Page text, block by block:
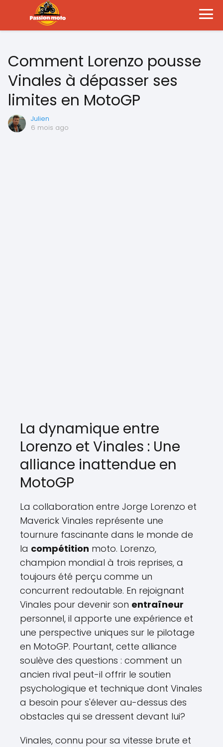
Comment Lorenzo pousse
Vinales à dépasser ses
limites en MotoGP
Julien
6 mois ago
La dynamique entre
Lorenzo et Vinales : Une
alliance inattendue en
MotoGP
La collaboration entre Jorge Lorenzo et
Maverick Vinales représente une
tournure fascinante dans le monde de
la compétition moto. Lorenzo,
champion mondial à trois reprises, a
toujours été perçu comme un
concurrent redoutable. En rejoignant
Vinales pour devenir son entraîneur
personnel, il apporte une expérience et
une perspective uniques sur le pilotage
en MotoGP. Pourtant, cette alliance
soulève des questions : comment un
ancien rival peut-il offrir le soutien
psychologique et technique dont Vinales
a besoin pour s'élever au-dessus des
obstacles qui se dressent devant lui?
Vinales, connu pour sa vitesse brute et